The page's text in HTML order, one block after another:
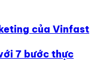
của Vinfast
7 bước thực